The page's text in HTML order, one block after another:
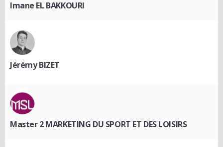
Imane EL BAKKOURI
Jérémy BIZET
Master 2 MARKETING DU SPORT ET DES LOISIRS